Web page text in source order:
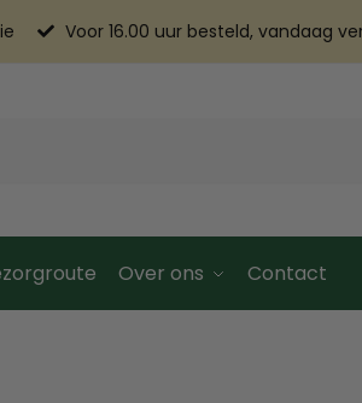
Voor 16.00 uur besteld, vandaag
Over ons Contact